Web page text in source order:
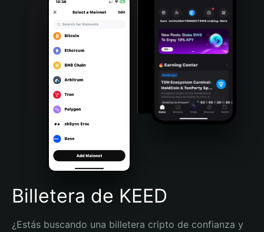
Português (Portugal)
Bahasa Indonesia
Português (Brasil)
Español (Argentina)
Billetera de KEED
¿Estás buscando una billetera cripto de confianza y